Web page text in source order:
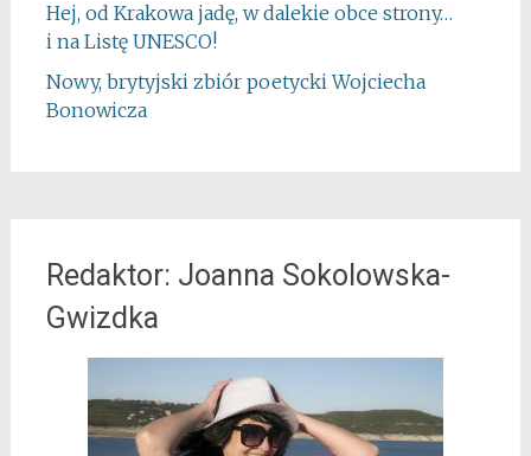
Hej, od Krakowa jadę, w dalekie obce strony…
i na Listę UNESCO!
Nowy, brytyjski zbiór poetycki Wojciecha
Bonowicza
Redaktor: Joanna Sokolowska-
Gwizdka